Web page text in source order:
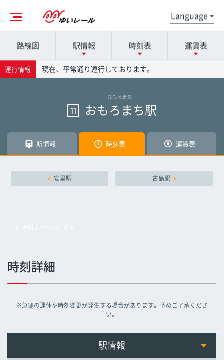
各駅の詳細は駅名を押してください
那覇空港駅
赤嶺駅
県庁前駅
美栄橋駅
牧志駅
時刻表の詳細は駅名を押してください
那覇空港駅
赤嶺駅
県庁前駅
美栄橋駅
牧志駅
運賃表の詳細は駅名を押してください
那覇空港駅
赤嶺駅
県庁前駅
美栄橋駅
牧志駅
路線図 駅情報 時刻表 運賃表
運行情報 現在、平常通り運行しております。
おもろまち
11 おもろまち駅
駅情報 時刻表 運賃表
安里駅 古島駅
時刻詳細
※急遽の運休や時刻変更が発生する場合があります。予めご了承くださ
い。
駅情報